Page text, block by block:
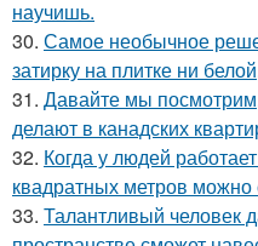
научишь.
30. Самое необычное
затирку на плитке ни
31. Давайте мы
делают в канадских
32. Когда у людей
квадратных метров можно
33. Талантливый человек